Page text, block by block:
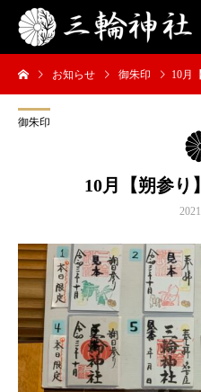
お知らせ 御朱印 10月
御朱印
10月【朔参り